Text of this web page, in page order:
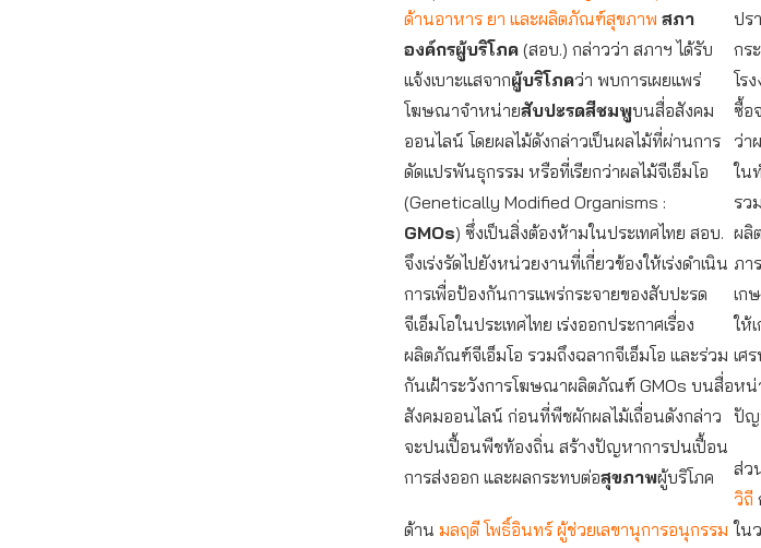
ด้านอาหาร ยา และผลิตภัณฑ์สุขภาพ สภา
องค์กรผู้บริโภค (สอบ.) กล่าวว่า สภาฯ ได้รับ
แจ้งเบาะแสจากผู้บริโภคว่า พบการเผยแพร่
โฆษณาจำหน่ายสับปะรดสีชมพูบนสื่อสังคม
ออนไลน์ โดยผลไม้ดังกล่าวเป็นผลไม้ที่ผ่านการ
ดัดแปรพันธุกรรม หรือที่เรียกว่าผลไม้จีเอ็มโอ
(Genetically Modified Organisms :
GMOs) ซึ่งเป็นสิ่งต้องห้ามในประเทศไทย สอบ.
จึงเร่งรัดไปยังหน่วยงานที่เกี่ยวข้องให้เร่งดำเนิน
การเพื่อป้องกันการแพร่กระจายของสับปะรด
จีเอ็มโอในประเทศไทย เร่งออกประกาศเรื่อง
ผลิตภัณฑ์จีเอ็มโอ รวมถึงฉลากจีเอ็มโอ และร่วม
กันเฝ้าระวังการโฆษณาผลิตภัณฑ์ GMOs บนสื่อ
สังคมออนไลน์ ก่อนที่พืชผักผลไม้เถื่อนดังกล่าว
จะปนเปื้อนพืชท้องถิ่น สร้างปัญหาการปนเปื้อน
การส่งออก และผลกระทบต่อสุขภาพผู้บริโภค
ด้าน มลฤดี โพธิ์อินทร์ ผู้ช่วยเลขานุการอนุกรรม
ปร
กร
โร
ซื้อ
ว่า
ใน
รว
ผลิ
ภา
เก
ให้
เศ
หน่
ปัญ
ส่ว
วิถี
ใน